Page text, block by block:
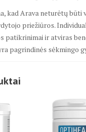
kad Arava neturėtų būti
priežiūros.
patikrinimai ir atviras
pagrindinės sėkmingo